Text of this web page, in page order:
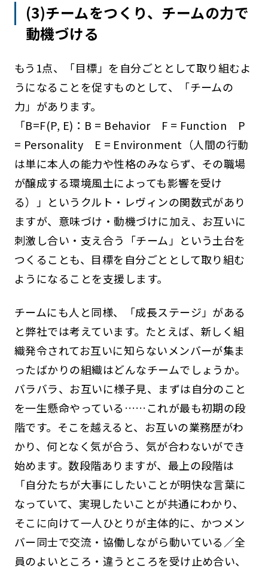
(3)チームをつくり、チームの力で
動機づける
もう1点、「目標」を自分ごととして取り組むよ
うになることを促すものとして、「チームの
力」があります。
「B=F(P, E)：B = Behavior F = Function P
= Personality E = Environment（人間の行動
は単に本人の能力や性格のみならず、その職場
が醸成する環境風土によっても影響を受け
る）」というクルト・レヴィンの関数式があり
ますが、意味づけ・動機づけに加え、お互いに
刺激し合い・支え合う「チーム」という土台を
つくることも、目標を自分ごととして取り組む
ようになることを支援します。
チームにも人と同様、「成長ステージ」がある
と弊社では考えています。たとえば、新しく組
織発令されてお互いに知らないメンバーが集ま
ったばかりの組織はどんなチームでしょうか。
バラバラ、お互いに様子見、まずは自分のこと
を一生懸命やっている……これが最も初期の段
階です。そこを越えると、お互いの業務歴がわ
かり、何となく気が合う、気が合わないができ
始めます。数段階ありますが、最上の段階は
「自分たちが大事にしたいことが明快な言葉に
なっていて、実現したいことが共通にわかり、
そこに向けて一人ひとりが主体的に、かつメン
バー同士で交流・協働しながら動いている／全
員のよいところ・違うところを受け止め合い、